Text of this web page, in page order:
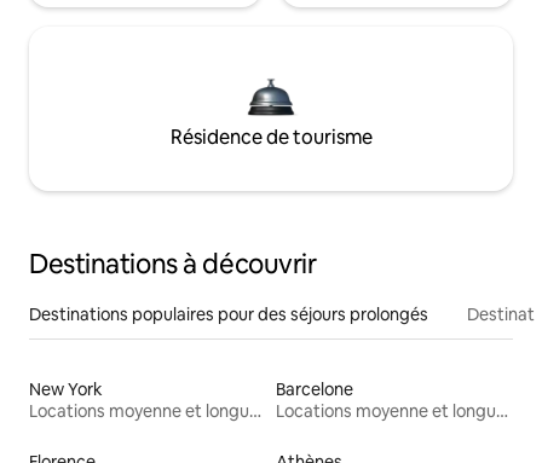
Résidence de tourisme
Destinations à découvrir
Destinations populaires pour des séjours prolongés
New York
Locations moyenne et longue durée
Barcelone
Locations moyenne et longue durée